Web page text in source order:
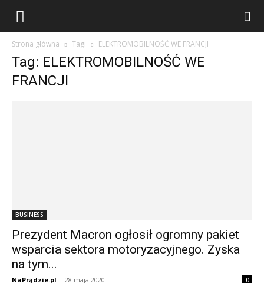
Strona główna Tagi ELEKTROMOBILNOŚĆ WE FRANCJI
Tag: ELEKTROMOBILNOŚĆ WE
FRANCJI
BUSINESS
Prezydent Macron ogłosił ogromny pakiet
wsparcia sektora motoryzacyjnego. Zyska
na tym...
NaPrądzie.pl - 28 maja 2020 0